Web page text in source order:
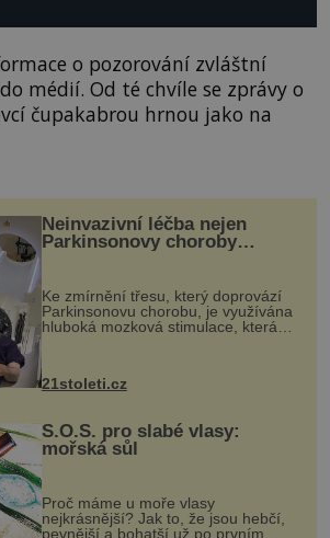
o pozorování zvláštní
médií. Od té chvíle se zprávy o
čupakabrou hrnou jako na
Neinvazivní léčba nejen
Parkinsonovy choroby
Ke zmírnění třesu, který doprovází
Parkinsonovu chorobu, je využívána
hluboká mozková stimulace, která
však vyžaduje vysoce invazivní
zákrok. Ultrazvuk zase není vhodný
k dostatečně přesnému zacílení ...
21stoleti.cz
S.O.S. pro slabé vlasy:
mořská sůl
Proč máme u moře vlasy
nejkrásnější? Jak to, že jsou hebčí,
pevnější a bohatší už po prvním